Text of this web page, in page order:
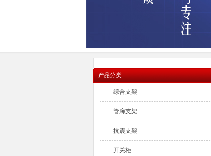
产品分类
综合支架
管廊支架
抗震支架
开关柜